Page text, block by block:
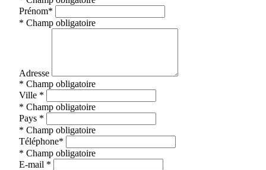
Prénom*
* Champ obligatoire
Adresse
* Champ obligatoire
Ville *
* Champ obligatoire
Pays *
* Champ obligatoire
Téléphone*
* Champ obligatoire
E-mail *